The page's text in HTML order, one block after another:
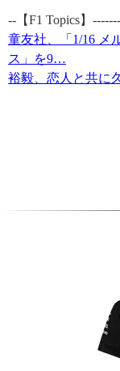
--【F1 Topics】
童友社、「1/16 メ
ス」を9…
裕毅、恋人と共に